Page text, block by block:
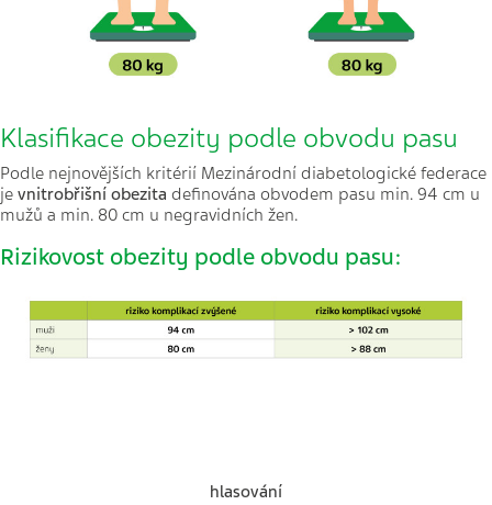
Klasifikace obezity podle obvodu pasu
Podle nejnovějších kritérií Mezinárodní diabetologické federace
je vnitrobřišní obezita definována obvodem pasu min. 94 cm u
mužů a min. 80 cm u negravidních žen.
Rizikovost obezity podle obvodu pasu:
hlasování